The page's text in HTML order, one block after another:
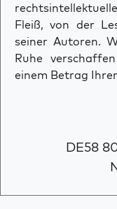
Fleiß, von der
seiner Autoren.
Ruhe
einem Betrag
DE58